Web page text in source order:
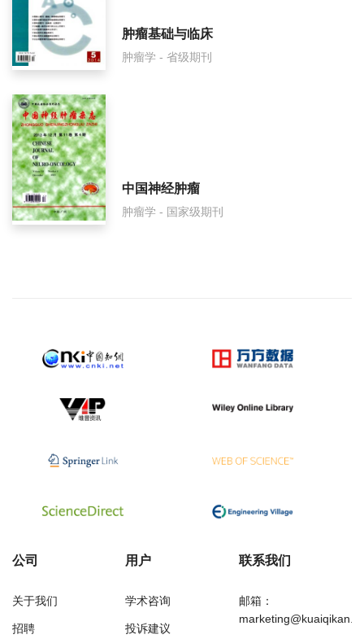
肿瘤基础与临床
肿瘤学 - 省级期刊
中国神经肿瘤
肿瘤学 - 国家级期刊
公司
关于我们
招聘
用户
学术咨询
投诉建议
联系我们
邮箱：